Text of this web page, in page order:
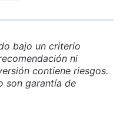
bajo un criterio
ni
contiene riesgos.
son garantía de